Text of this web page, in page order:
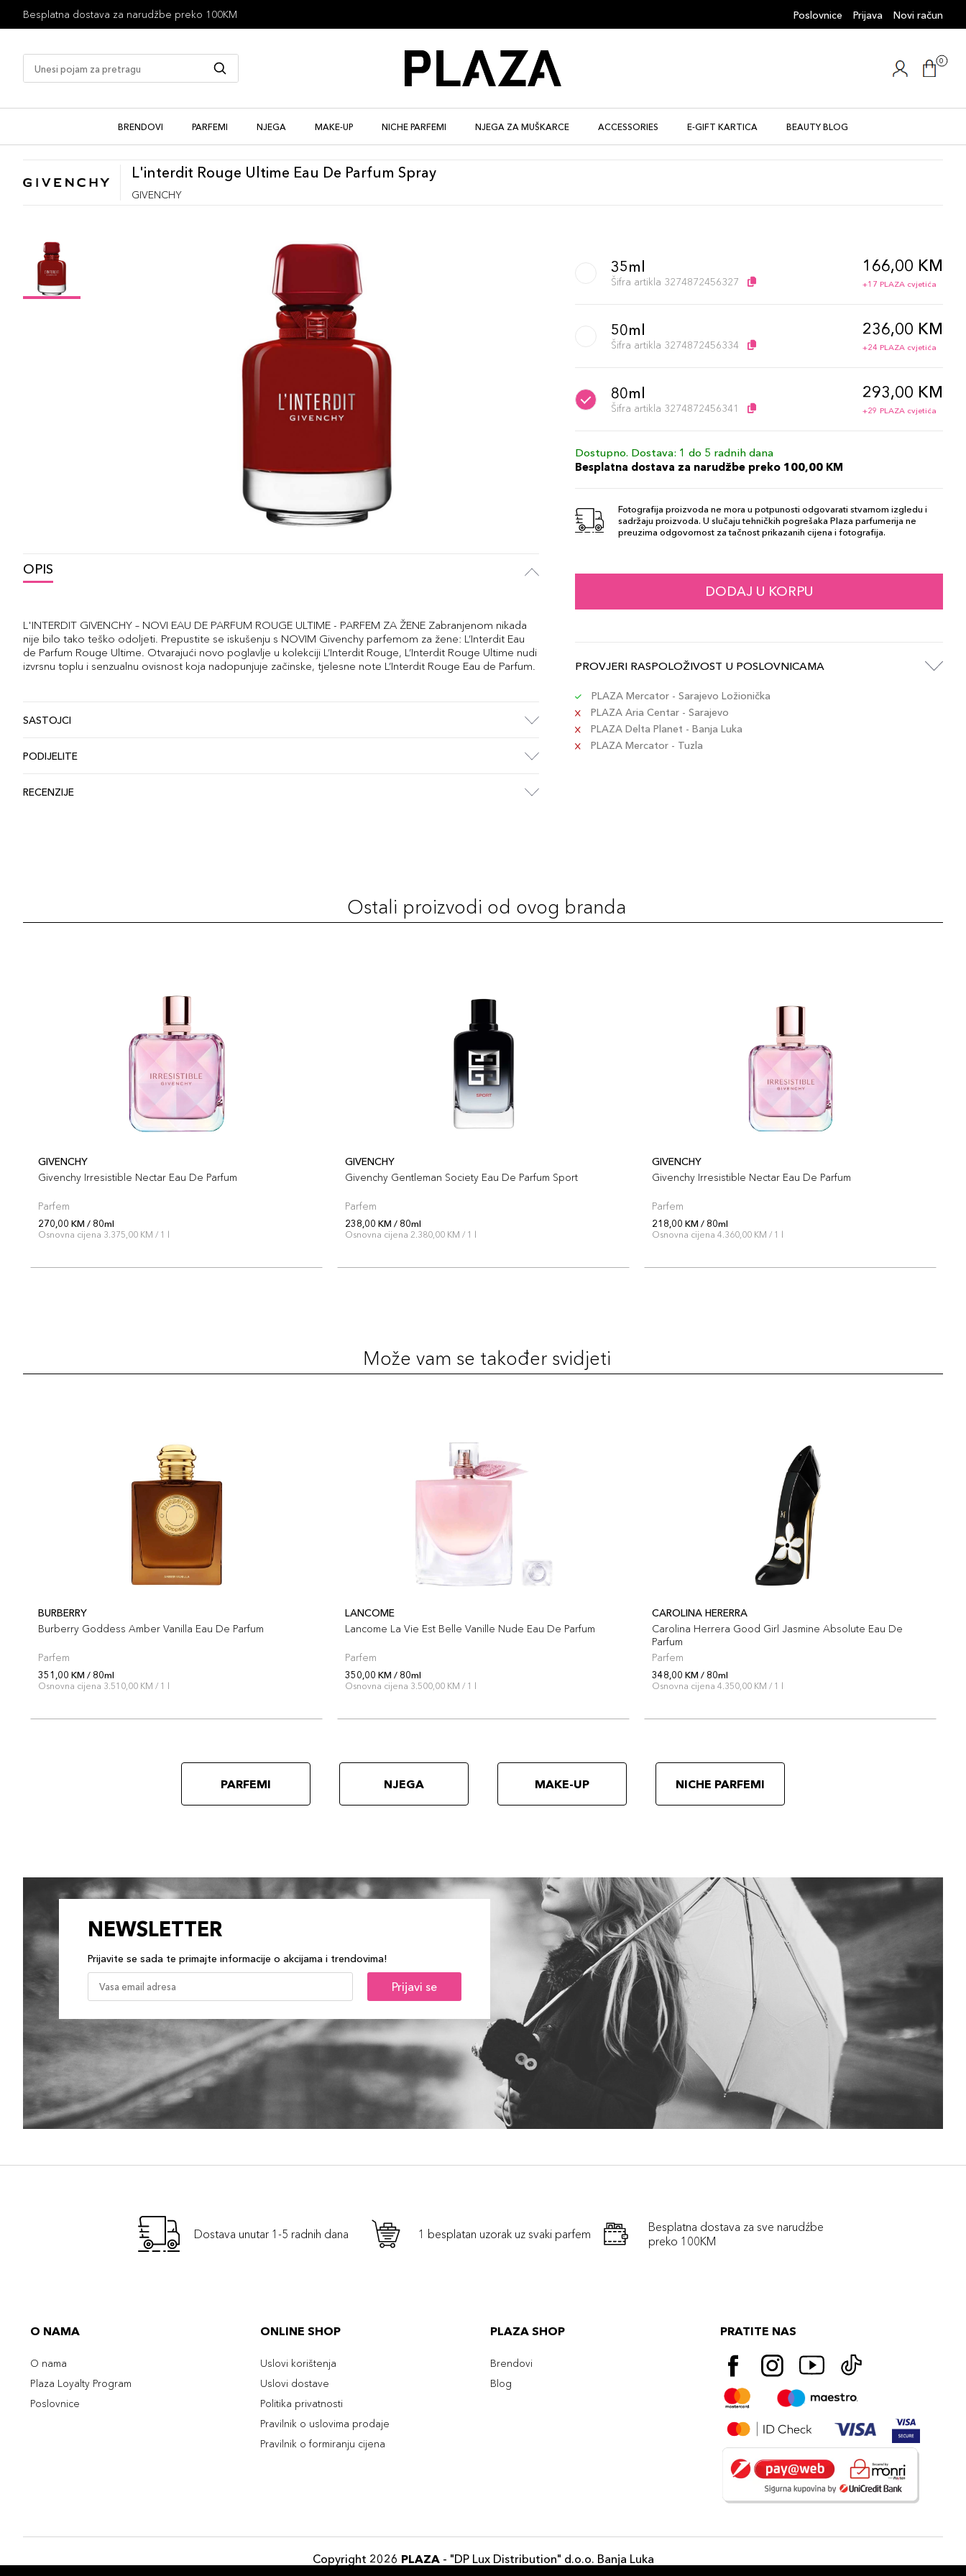
Poslovnice Prijava Novi račun
0
BRENDOVI PARFEMI NJEGA MAKE-UP NICHE PARFEMI NJEGA ZA MUŠKARCE ACCESSORIES E-GIFT KARTICA BEAUTY BLOG
L'interdit Rouge Ultime Eau De Parfum Spray
GIVENCHY
OPIS
L'INTERDIT GIVENCHY – NOVI EAU DE PARFUM ROUGE ULTIME - PARFEM ZA ŽENE Zabranjenom nikada
nije bilo tako teško odoljeti. Prepustite se iskušenju s NOVIM Givenchy parfemom za žene: L’Interdit Eau
de Parfum Rouge Ultime. Otvarajući novo poglavlje u kolekciji L’Interdit Rouge, L’Interdit Rouge Ultime nudi
izvrsnu toplu i senzualnu ovisnost koja nadopunjuje začinske, tjelesne note L’Interdit Rouge Eau de Parfum.
SASTOJCI
PODIJELITE
RECENZIJE
35ml
Šifra artikla 3274872456327
166,00 KM
+17 PLAZA cvjetića
50ml
Šifra artikla 3274872456334
236,00 KM
+24 PLAZA cvjetića
80ml
Šifra artikla 3274872456341
293,00 KM
+29 PLAZA cvjetića
Dostupno. Dostava: 1 do 5 radnih dana
Besplatna dostava za narudžbe preko 100,00 KM
Fotografija proizvoda ne mora u potpunosti odgovarati stvarnom izgledu i
sadržaju proizvoda. U slučaju tehničkih pogrešaka Plaza parfumerija ne
preuzima odgovornost za tačnost prikazanih cijena i fotografija.
DODAJ U KORPU
PROVJERI RASPOLOŽIVOST U POSLOVNICAMA
PLAZA Mercator - Sarajevo Ložionička
PLAZA Aria Centar - Sarajevo
PLAZA Delta Planet - Banja Luka
PLAZA Mercator - Tuzla
Ostali proizvodi od ovog branda
GIVENCHY
Givenchy Irresistible Nectar Eau De Parfum
Parfem
270,00 KM / 80ml
Osnovna cijena 3.375,00 KM / 1 l
GIVENCHY
Givenchy Gentleman Society Eau De Parfum Sport
Parfem
238,00 KM / 80ml
Osnovna cijena 2.380,00 KM / 1 l
GIVENCHY
Givenchy Irresistible Nectar Eau De Parfum
Parfem
218,00 KM / 80ml
Osnovna cijena 4.360,00 KM / 1 l
Može vam se također svidjeti
BURBERRY
Burberry Goddess Amber Vanilla Eau De Parfum
Parfem
351,00 KM / 80ml
Osnovna cijena 3.510,00 KM / 1 l
LANCOME
Lancome La Vie Est Belle Vanille Nude Eau De Parfum
Parfem
350,00 KM / 80ml
Osnovna cijena 3.500,00 KM / 1 l
CAROLINA HERERRA
Carolina Herrera Good Girl Jasmine Absolute Eau De
Parfum
Parfem
348,00 KM / 80ml
Osnovna cijena 4.350,00 KM / 1 l
PARFEMI NJEGA MAKE-UP NICHE PARFEMI
NEWSLETTER
Prijavite se sada te primajte informacije o akcijama i trendovima!
Prijavi se
Dostava unutar 1-5 radnih dana 1 besplatan uzorak uz svaki parfem
Besplatna dostava za sve narudźbe
preko 100KM
O NAMA
O nama
Plaza Loyalty Program
Poslovnice
ONLINE SHOP
Uslovi korištenja
Uslovi dostave
Politika privatnosti
Pravilnik o uslovima prodaje
Pravilnik o formiranju cijena
PLAZA SHOP
Brendovi
Blog
PRATITE NAS
Copyright 2026 PLAZA- "DP Lux Distribution" d.o.o. Banja Luka